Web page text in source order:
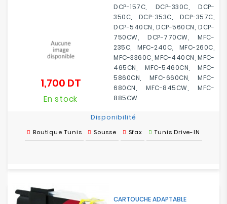
DCP-157C, DCP-330C, DCP-
350C, DCP-353C, DCP-357C,
DCP-540CN, DCP-560CN, DCP-
750CW, DCP-770CW, MFC-
235C, MFC-240C, MFC-260C,
MFC-3360C, MFC-440CN, MFC-
465CN, MFC-5460CN, MFC-
5860CN, MFC-660CN, MFC-
680CN, MFC-845CW, MFC-
885CW
1,700 DTPrix
En stock
Disponibilité
Boutique Tunis Sousse Sfax Tunis Drive-IN
CARTOUCHE ADAPTABLE